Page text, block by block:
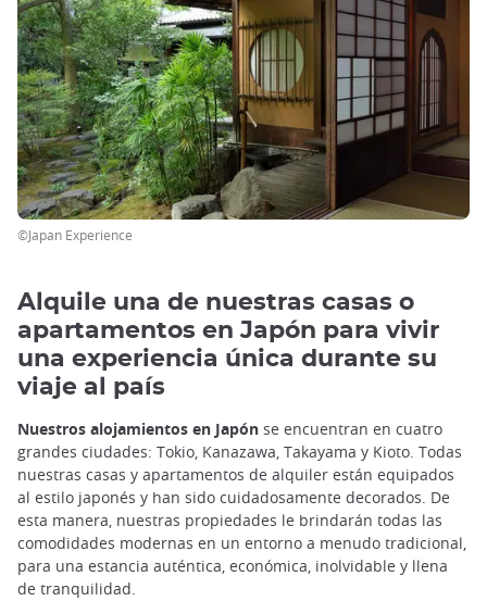
©Japan Experience
Alquile una de nuestras casas o
apartamentos en Japón para vivir
una experiencia única durante su
viaje al país
Nuestros alojamientos en Japón se encuentran en cuatro
grandes ciudades: Tokio, Kanazawa, Takayama y Kioto. Todas
nuestras casas y apartamentos de alquiler están equipados
al estilo japonés y han sido cuidadosamente decorados. De
esta manera, nuestras propiedades le brindarán todas las
comodidades modernas en un entorno a menudo tradicional,
para una estancia auténtica, económica, inolvidable y llena
de tranquilidad.